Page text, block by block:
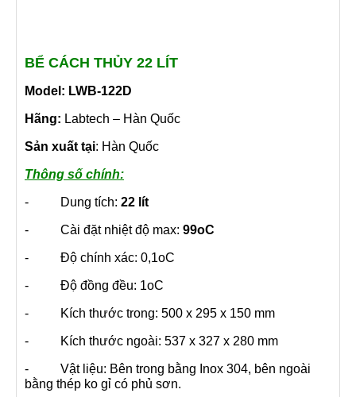
BỂ CÁCH THỦY 22 LÍT
Model: LWB-122D
Hãng: Labtech – Hàn Quốc
Sản xuất tại: Hàn Quốc
Thông số chính:
- Dung tích: 22 lít
- Cài đặt nhiệt độ max: 99oC
- Độ chính xác: 0,1oC
- Độ đồng đều: 1oC
- Kích thước trong: 500 x 295 x 150 mm
- Kích thước ngoài: 537 x 327 x 280 mm
- Vật liệu: Bên trong bằng Inox 304, bên ngoài
bằng thép ko gỉ có phủ sơn.